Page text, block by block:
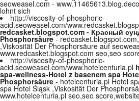
seoweasel.com -
lohnt sich
http://viscosity-of-phosphoric-
acid.seoweasel.com/
redcasket.blogspot.com - Красный
Phosphorsäure -
,Viskosität Der Phosphorsäure auf
www.redcasket.blogspot.com seo,seo
http://viscosity-of-phosphoric-
acid.seoweasel.com/www.hotelcenturia.pl
spa-wellness-Hotel z basenem spa
Phosphorsäure - hotelcenturia.pl Hotel
spa Hotel Śląsk ,Viskosität Der
www.hotelcenturia.pl seo,seo